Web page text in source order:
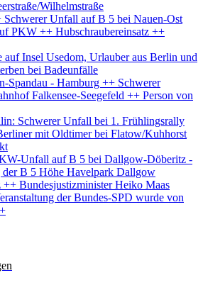
Wilhelmstraße
Unfall auf B 5 bei Nauen-Ost
PKW ++ Hubschraubereinsatz ++
Insel Usedom, Urlauber aus Berlin und
bei Badeunfälle
Spandau - Hamburg ++ Schwerer
Falkensee-Seegefeld ++ Person von
Schwerer Unfall bei 1. Frühlingsrally
mit Oldtimer bei Flatow/Kuhhorst
Unfall auf B 5 bei Dallgow-Döberitz -
der B 5 Höhe Havelpark Dallgow
Bundesjustizminister Heiko Maas
der Bundes-SPD wurde von